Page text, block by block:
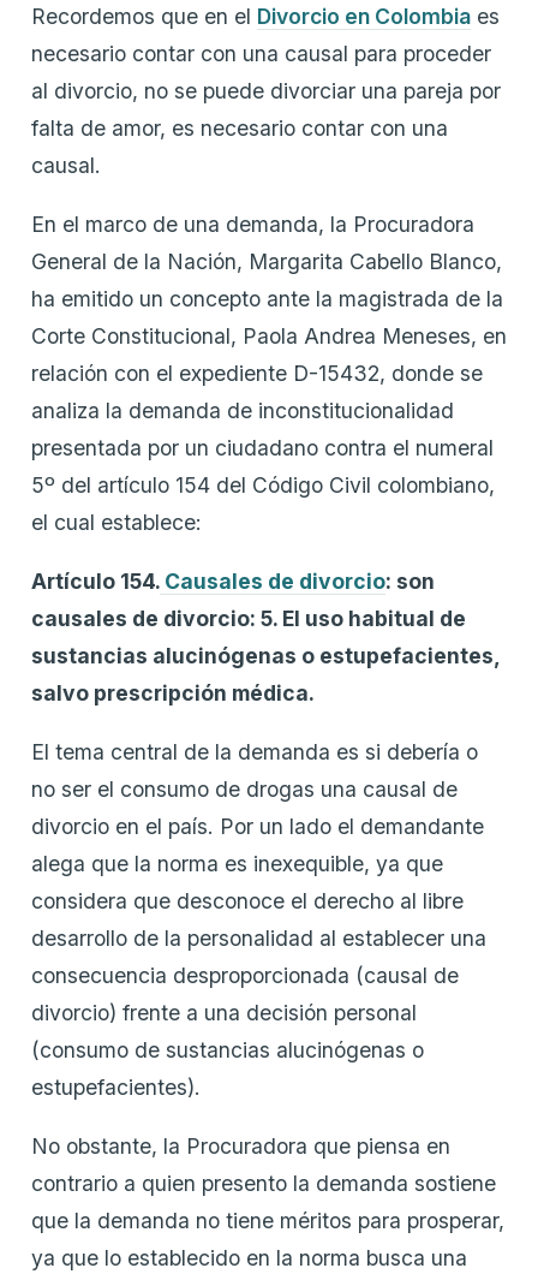
Recordemos que en el Divorcio en Colombia es
necesario contar con una causal para proceder
al divorcio, no se puede divorciar una pareja por
falta de amor, es necesario contar con una
causal.
En el marco de una demanda, la Procuradora
General de la Nación, Margarita Cabello Blanco,
ha emitido un concepto ante la magistrada de la
Corte Constitucional, Paola Andrea Meneses, en
relación con el expediente D-15432, donde se
analiza la demanda de inconstitucionalidad
presentada por un ciudadano contra el numeral
5º del artículo 154 del Código Civil colombiano,
el cual establece:
Artículo 154. Causales de divorcio: son
causales de divorcio: 5. El uso habitual de
sustancias alucinógenas o estupefacientes,
salvo prescripción médica.
El tema central de la demanda es si debería o
no ser el consumo de drogas una causal de
divorcio en el país. Por un lado el demandante
alega que la norma es inexequible, ya que
considera que desconoce el derecho al libre
desarrollo de la personalidad al establecer una
consecuencia desproporcionada (causal de
divorcio) frente a una decisión personal
(consumo de sustancias alucinógenas o
estupefacientes).
No obstante, la Procuradora que piensa en
contrario a quien presento la demanda sostiene
que la demanda no tiene méritos para prosperar,
ya que lo establecido en la norma busca una